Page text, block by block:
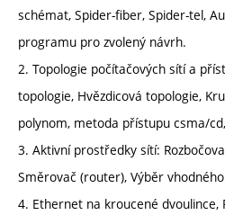
schémat, Spider-fiber, Spider-tel,
programu pro zvolený návrh.
2. Topologie počítačových sítí a
topologie, Hvězdicová topologie,
polynom, metoda přístupu csma/
3. Aktivní prostředky sítí:
Směrovač (router), Výběr
4. Ethernet na kroucené dvoulince,